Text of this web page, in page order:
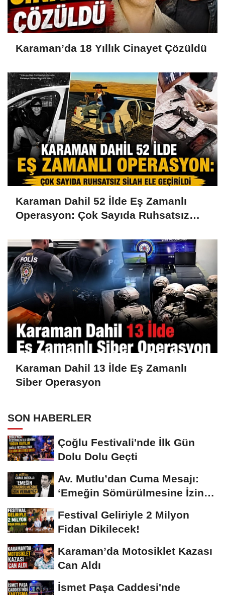
Karaman’da 18 Yıllık Cinayet Çözüldü
Karaman Dahil 52 İlde Eş Zamanlı
Operasyon: Çok Sayıda Ruhsatsız
Karaman Dahil 13 İlde Eş Zamanlı
Siber Operasyon
SON HABERLER
Çoğlu Festivali'nde İlk Gün
Dolu Dolu Geçti
Av. Mutlu’dan Cuma Mesajı:
‘Emeğin Sömürülmesine İzin
Festival Geliriyle 2 Milyon
Fidan Dikilecek!
Karaman’da Motosiklet Kazası
Can Aldı
İsmet Paşa Caddesi'nde